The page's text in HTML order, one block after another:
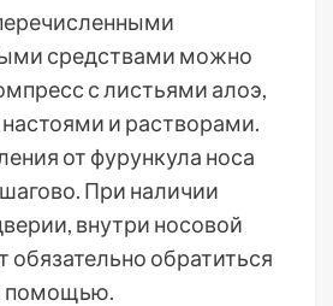
средствами можно
с листьями алоэ,
и растворами.
от фурункула носа
При наличии
внутри носовой
обязательно обратиться
помощью.